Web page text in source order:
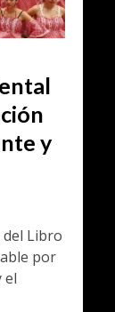
y
del Libro
por
el